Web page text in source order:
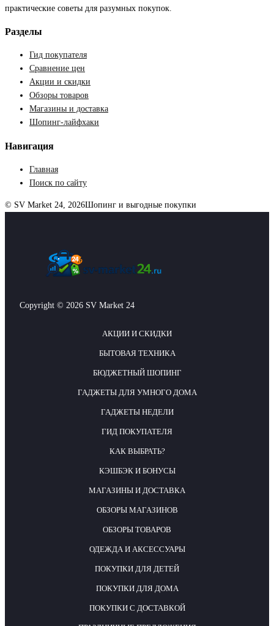
примерки
практические советы для разумных покупок.
Разделы
Гид покупателя
Сравнение цен
Акции и скидки
Обзоры товаров
Магазины и доставка
Шопинг-лайфхаки
Навигация
Главная
Поиск по сайту
© SV Market 24, 2026Шопинг и выгодные покупки
Copyright © 2026 SV Market 24
АКЦИИ И СКИДКИ
БЫТОВАЯ ТЕХНИКА
БЮДЖЕТНЫЙ ШОПИНГ
ГАДЖЕТЫ ДЛЯ УМНОГО ДОМА
ГАДЖЕТЫ НЕДЕЛИ
ГИД ПОКУПАТЕЛЯ
КАК ВЫБРАТЬ?
КЭШБЭК И БОНУСЫ
МАГАЗИНЫ И ДОСТАВКА
ОБЗОРЫ МАГАЗИНОВ
ОБЗОРЫ ТОВАРОВ
ОДЕЖДА И АКСЕССУАРЫ
ПОКУПКИ ДЛЯ ДЕТЕЙ
ПОКУПКИ ДЛЯ ДОМА
ПОКУПКИ С ДОСТАВКОЙ